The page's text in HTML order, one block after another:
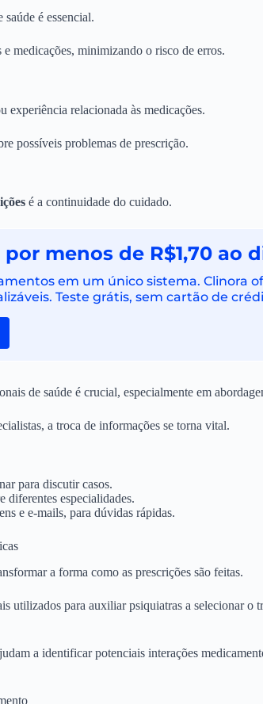
é essencial.
medicações, minimizando o risco de erros.
experiência relacionada às medicações.
possíveis problemas de prescrição.
é a continuidade do cuidado.
menos de R$1,70 ao
em um único sistema. Clinora
Teste grátis, sem cartão de
de saúde é crucial, especialmente em
a troca de informações se torna vital.
para discutir casos.
diferentes especialidades.
e e-mails, para dúvidas rápidas.
a forma como as prescrições são feitas.
utilizados para auxiliar psiquiatras a selecionar o
a identificar potenciais interações